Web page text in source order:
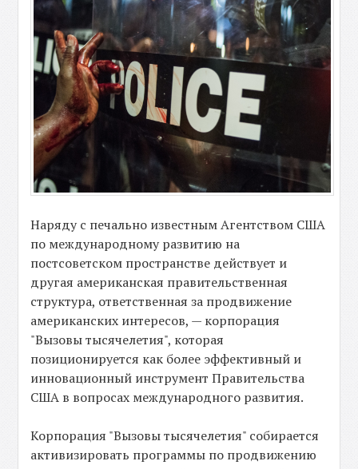
Наряду с печально известным Агентством США
по международному развитию на
постсоветском пространстве действует и
другая американская правительственная
структура, ответственная за продвижение
американских интересов, — корпорация
"Вызовы тысячелетия", которая
позиционируется как более эффективный и
инновационный инструмент Правительства
США в вопросах международного развития.
Корпорация "Вызовы тысячелетия" собирается
активизировать программы по продвижению